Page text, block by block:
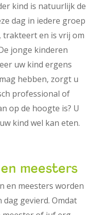
kind is natuurlijk de
dag in iedere groep
trakteert en is vrij om
jonge kinderen
uw kind ergens
hebben, zorgt u
professional of
op de hoogte is? U
kind wel kan eten.
meesters
en meesters worden
gevierd. Omdat